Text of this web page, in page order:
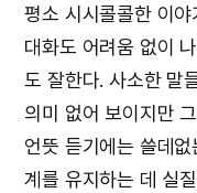
평소 시시콜콜한 이
대화도 어려움 없이
도 잘한다. 사소한 말
의미 없어 보이지만
언뜻 듣기에는 쓸데
계를 유지하는 데 실